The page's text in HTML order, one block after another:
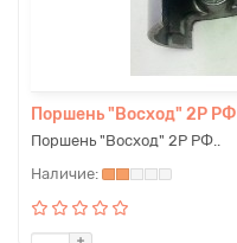
Поршень "Восход" 2Р РФ
Поршень "Восход" 2Р РФ..